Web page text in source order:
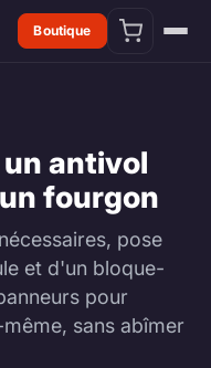
Boutique
antivol
fourgon
pose
et d'un bloque-
pour
sans abîmer